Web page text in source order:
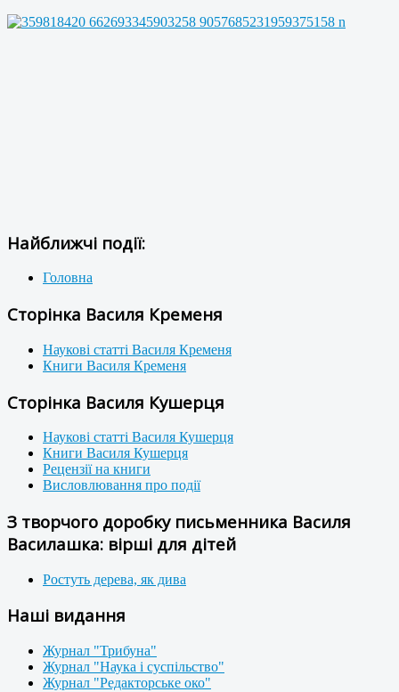
Найближчі події:
Головна
Сторінка Василя Кременя
Наукові статті Василя Кременя
Книги Василя Кременя
Сторінка Василя Кушерця
Наукові статті Василя Кушерця
Книги Василя Кушерця
Рецензії на книги
Висловлювання про події
З творчого доробку письменника Василя
Василашка: вірші для дітей
Ростуть дерева, як дива
Наші видання
Журнал "Трибуна"
Журнал "Наука і суспільство"
Журнал "Редакторське око"